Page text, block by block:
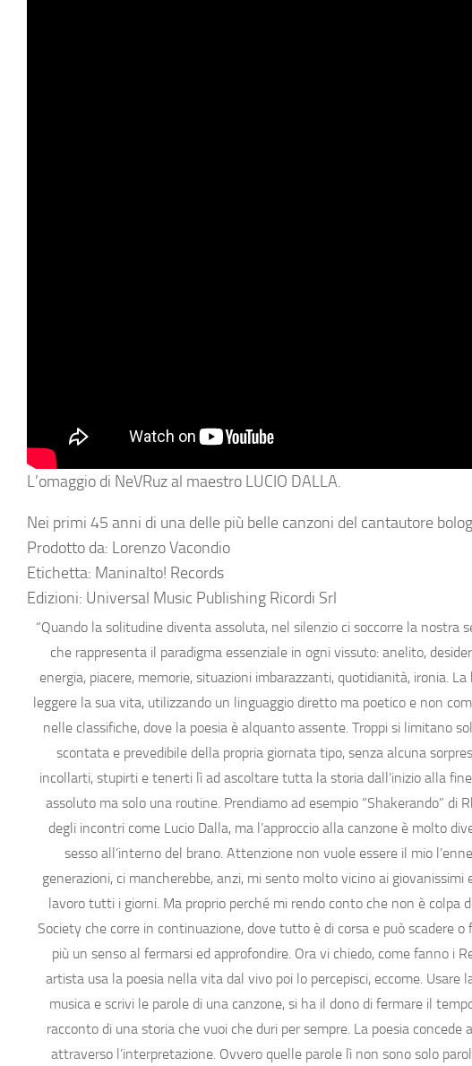
L’omaggio di NeVRuz al maestro LUCIO DALLA.
Nei primi 45 anni di una delle più belle canzoni del cantautore
Prodotto da: Lorenzo Vacondio
Etichetta: Maninalto! Records
Edizioni: Universal Music Publishing Ricordi Srl
“Quando la solitudine diventa assoluta, nel silenzio ci soccorre la nostra
che rappresenta il paradigma essenziale in ogni vissuto: anelito,
energia, piacere, memorie, situazioni imbarazzanti, quotidianità, ironia.
leggere la sua vita, utilizzando un linguaggio diretto ma poetico e non
nelle classifiche, dove la poesia è alquanto assente. Troppi si limitano
scontata e prevedibile della propria giornata tipo, senza alcuna
incollarti, stupirti e tenerti lì ad ascoltare tutta la storia dall’inizio alla
assoluto ma solo una routine. Prendiamo ad esempio “Shakerando” di
degli incontri come Lucio Dalla, ma l’approccio alla canzone è molto
sesso all’interno del brano. Attenzione non vuole essere il mio
generazioni, ci mancherebbe, anzi, mi sento molto vicino ai
lavoro tutti i giorni. Ma proprio perché mi rendo conto che non è
Society che corre in continuazione, dove tutto è di corsa e può scadere
più un senso al fermarsi ed approfondire. Ora vi chiedo, come fanno i
artista usa la poesia nella vita dal vivo poi lo percepisci, eccome. Usare
musica e scrivi le parole di una canzone, si ha il dono di fermare il
racconto di una storia che vuoi che duri per sempre. La poesia
attraverso l’interpretazione. Ovvero quelle parole lì non sono solo